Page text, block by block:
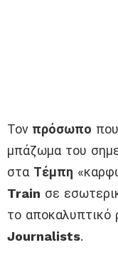
Τον πρόσωπο
μπάζωμα του
στα Τέμπη
Train σε
το
Journalists.